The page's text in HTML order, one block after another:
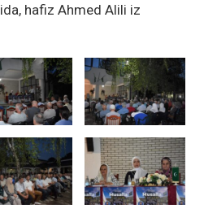
hafiz Ahmed Alili iz